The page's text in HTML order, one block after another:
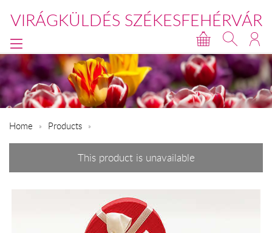
VIRÁGKÜLDÉS SZÉKESFEHÉRVÁR
Home Products
This product is unavailable